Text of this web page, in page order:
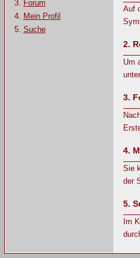
Forum
Mein Profil
Suche
Auf
2.
Um
3.
4.
Sie
der
5.
Im